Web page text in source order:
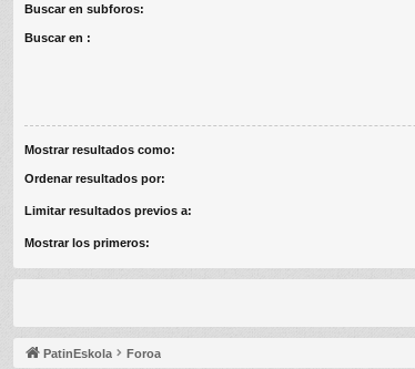
Buscar en subforos:
Buscar en :
Mostrar resultados como:
Ordenar resultados por:
Limitar resultados previos a:
Mostrar los primeros:
PatinEskola Foroa